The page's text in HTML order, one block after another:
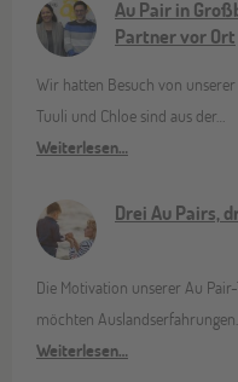
SEP
26
SEP
29
SEP Online-
Au Pair in
Partner vor Ort
Wir hatten Besuch von
Tuuli und Chloe sind aus der…
Weiterlesen…
Drei Au Pairs,
Die Motivation unserer Au
möchten Auslandserfahrungen…
Weiterlesen…